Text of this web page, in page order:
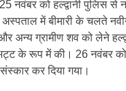
को हल्द्वानी पुलिस से
अस्पताल में बीमारी के चलते
अन्य ग्रामीण शव को लेने
के रूप में की। 26 नवंबर को
कर दिया गया।